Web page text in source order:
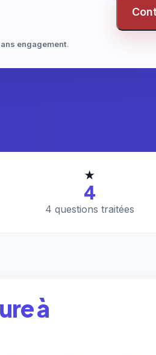
engagement.
★
4
4 questions traitées
à